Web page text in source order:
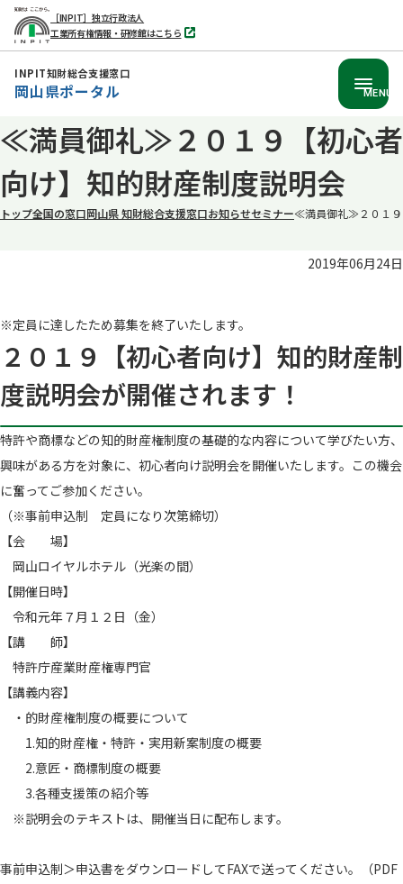
文
へ
移
［INPIT］独立行政法人
工業所有権情報・研修館はこちら
別
タ
INPIT知財総合支援窓口
岡山県ポータル MENU
≪満員御礼≫２０１９【初心者
向け】知的財産制度説明会
トップ全国の窓口岡山県 知財総合支援窓口お知らせセミナー≪満員御礼≫２０１９
2019年06月24日
※定員に達したため募集を終了いたします。
２０１９【初心者向け】知的財産制
度説明会が開催されます！
特許や商標などの知的財産権制度の基礎的な内容について学びたい方、
興味がある方を対象に、初心者向け説明会を開催いたします。この機会
に奮ってご参加ください。
（※事前申込制 定員になり次第締切）
【会 場】
岡山ロイヤルホテル（光楽の間）
【開催日時】
令和元年７月１２日（金）
【講 師】
特許庁産業財産権専門官
【講義内容】
・的財産権制度の概要について
1.知的財産権・特許・実用新案制度の概要
2.意匠・商標制度の概要
3.各種支援策の紹介等
※説明会のテキストは、開催当日に配布します。
事前申込制＞申込書をダウンロードしてFAXで送ってください。（PDF